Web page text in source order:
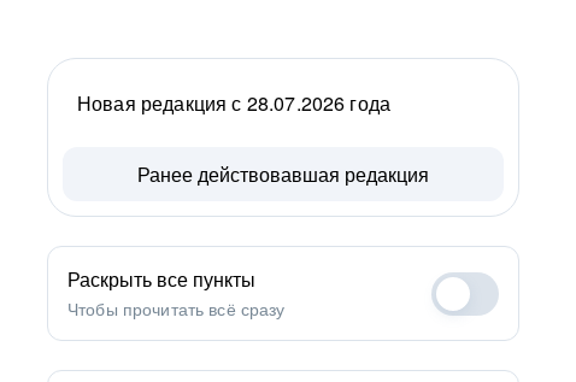
Новая редакция с 28.07.2026 года
Ранее действовавшая редакция
Раскрыть все пункты
Чтобы прочитать всё сразу